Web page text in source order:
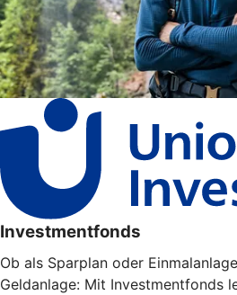
Investmentfonds
Ob als Sparplan oder
Geldanlage: Mit Investmentfonds